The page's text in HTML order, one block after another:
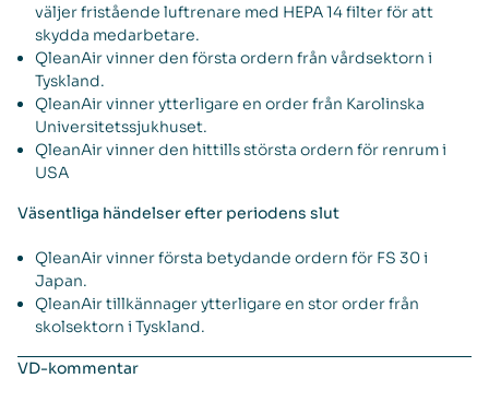
väljer fristående luftrenare med HEPA 14 filter för att
skydda medarbetare.
QleanAir vinner den första ordern från vårdsektorn i
Tyskland.
QleanAir vinner ytterligare en order från Karolinska
Universitetssjukhuset.
QleanAir vinner den hittills största ordern för renrum i
USA
Väsentliga händelser efter periodens slut
QleanAir vinner första betydande ordern för FS 30 i
Japan.
QleanAir tillkännager ytterligare en stor order från
skolsektorn i Tyskland.
VD-kommentar